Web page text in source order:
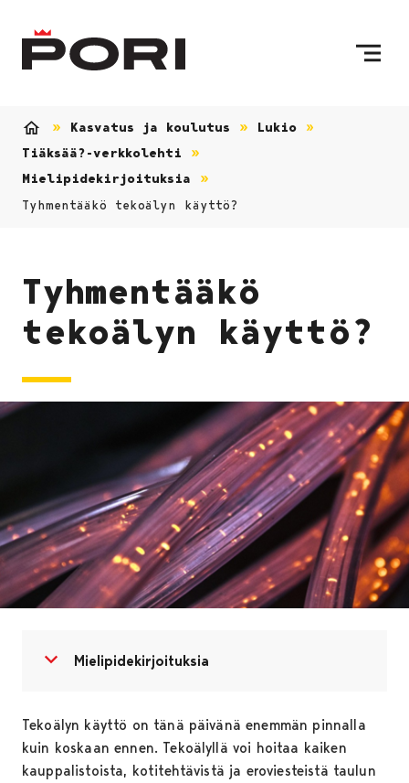
Kasvatus ja koulutus
Lukio
Tiäksää?-verkkolehti
Mielipidekirjoituksia
Tyhmentääkö tekoälyn käyttö?
Tyhmentääkö
tekoälyn käyttö?
Avaa valikko
Sulje valikko
Mielipidekirjoituksia
Tekoälyn käyttö on tänä päivänä enemmän pinnalla
kuin koskaan ennen. Tekoälyllä voi hoitaa kaiken
kauppalistoista, kotitehtävistä ja eroviesteistä taulun